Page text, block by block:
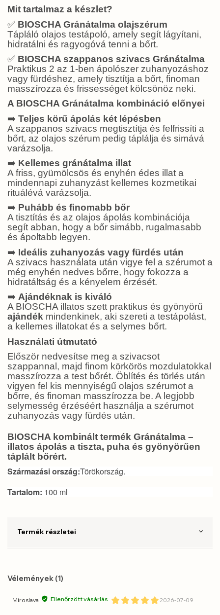
Mit tartalmaz a készlet?
✅ BIOSCHA Gránátalma olajszérum
Tápláló olajos testápoló, amely segít lágyítani,
hidratálni és ragyogóvá tenni a bőrt.
✅ BIOSCHA szappanos szivacs Gránátalma
Praktikus 2 az 1-ben ápolószer zuhanyozáshoz
vagy fürdéshez, amely tisztítja a bőrt, finoman
masszírozza és frissességet kölcsönöz neki.
A BIOSCHA Gránátalma kombináció előnyei
➡️ Teljes körű ápolás két lépésben
A szappanos szivacs megtisztítja és felfrissíti a
bőrt, az olajos szérum pedig táplálja és simává
varázsolja.
➡️ Kellemes gránátalma illat
A friss, gyümölcsös és enyhén édes illat a
mindennapi zuhanyzást kellemes kozmetikai
rituálévá varázsolja.
➡️ Puhább és finomabb bőr
A tisztítás és az olajos ápolás kombinációja
segít abban, hogy a bőr simább, rugalmasabb
és ápoltabb legyen.
➡️ Ideális zuhanyozás vagy fürdés után
A szivacs használata után vigye fel a szérumot a
még enyhén nedves bőrre, hogy fokozza a
hidratáltság és a kényelem érzését.
➡️ Ajándéknak is kiváló
A BIOSCHA illatos szett praktikus és gyönyörű
ajándék mindenkinek, aki szereti a testápolást,
a kellemes illatokat és a selymes bőrt.
Használati útmutató
Először nedvesítse meg a szivacsot
szappannal, majd finom körkörös mozdulatokkal
masszírozza a test bőrét. Öblítés és törlés után
vigyen fel kis mennyiségű olajos szérumot a
bőrre, és finoman masszírozza be. A legjobb
selymesség érzéséért használja a szérumot
zuhanyozás vagy fürdés után.
BIOSCHA kombinált termék Gránátalma –
illatos ápolás a tiszta, puha és gyönyörűen
táplált bőrért.
Származási ország:Törökország.
Tartalom: 100 ml
Termék részletei
Vélemények (1)
Miroslava Ellenőrzött vásárlás 2026-07-09